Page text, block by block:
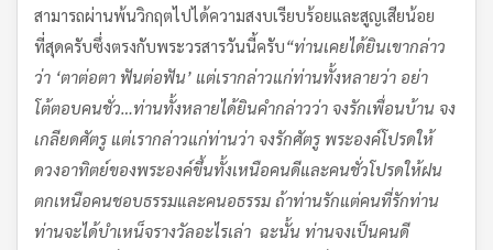
สามารถผ่านพ้นวิกฤตไปได้ความสงบเรียบร้อยและสูญเสียน้อย
ที่สุดครับซึ่งตรงกับพระวรสารวันนี้ครับ“ท่านเคยได้ยินเขากล่าว
ว่า ‘ตาต่อตา ฟันต่อฟัน’ แต่เรากล่าวแก่ท่านทั้งหลายว่า อย่า
โต้ตอบคนชั่ว…ท่านทั้งหลายได้ยินคำกล่าวว่า จงรักเพื่อนบ้าน จง
เกลียดศัตรู แต่เรากล่าวแก่ท่านว่า จงรักศัตรู พระองค์โปรดให้
ดวงอาทิตย์ของพระองค์ขึ้นทั้งเหนือคนดีและคนชั่วโปรดให้ฝน
ตกเหนือคนชอบธรรมและคนอธรรม ถ้าท่านรักแต่คนที่รักท่าน
ท่านจะได้บำเหน็จรางวัลอะไรเล่า ฉะนั้น ท่านจงเป็นคนดี